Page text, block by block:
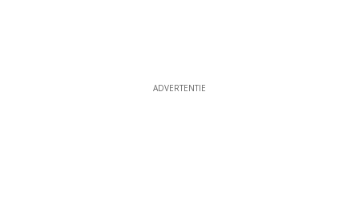
ADVERTENTIE